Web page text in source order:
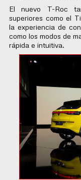
El nuevo T-Roc
superiores como el
la experiencia de
como los modos de
rápida e intuitiva.